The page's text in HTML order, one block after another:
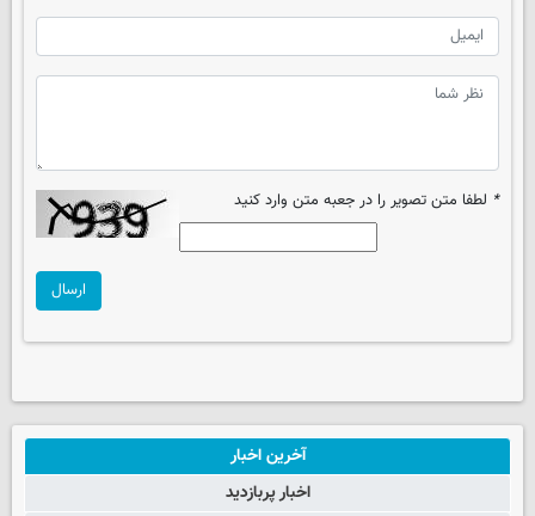
* لطفا متن تصویر را در جعبه متن وارد کنید
ارسال
آخرین اخبار
اخبار پربازدید